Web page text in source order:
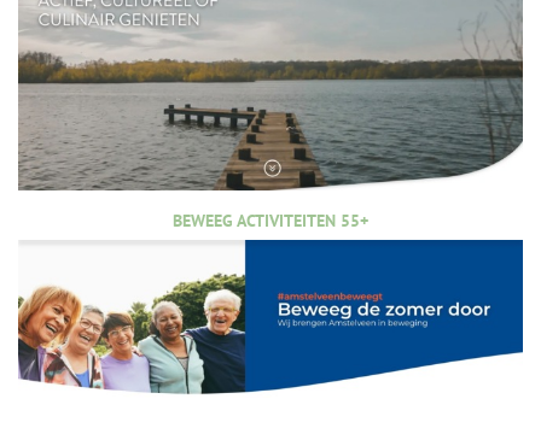
BEWEEG ACTIVITEITEN 55+